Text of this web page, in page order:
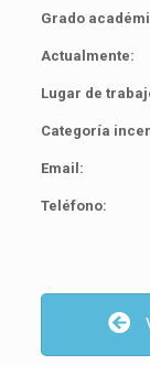
Grado
Actualmente:
Lugar de
Categoría
Email:
Teléfono: